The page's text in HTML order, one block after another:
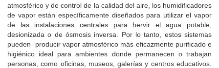
atmosférico y de control de la calidad del aire, los humidificadores
de vapor están específicamente diseñados para utilizar el vapor
de las instalaciones centrales para hervir el agua potable,
desionizada o de ósmosis inversa. Por lo tanto, estos sistemas
pueden producir vapor atmosférico más eficazmente purificado e
higiénico ideal para ambientes donde permanecen o trabajan
personas, como oficinas, museos, galerías y centros educativos.